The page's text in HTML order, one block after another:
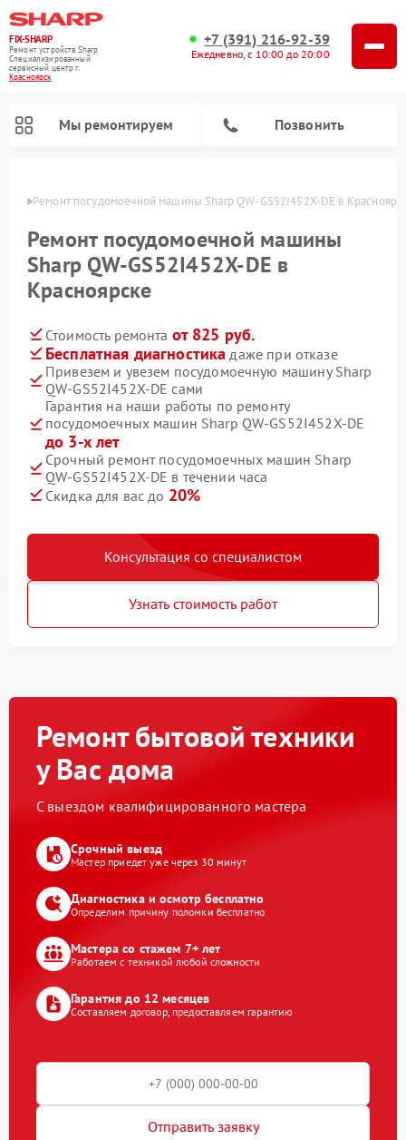
FIX-SHARP
Ремонт устройств Sharp
Специализированный
cервисный центр г.
Красноярск
+7 (391) 216-92-39
Ежедневно, с 10:00 до 20:00
Мы ремонтируем Позвонить
Ремонт посудомоечной машины Sharp QW-GS52I452X-DE в
Ремонт посудомоечной машины
Sharp QW-GS52I452X-DE в
Красноярске
Стоимость ремонта от 825 руб.
Бесплатная диагностика даже при отказе
Привезем и увезем посудомоечную машину Sharp
QW-GS52I452X-DE сами
Гарантия на наши работы по ремонту
посудомоечных машин Sharp QW-GS52I452X-DE
до 3-х лет
Срочный ремонт посудомоечных машин Sharp
QW-GS52I452X-DE в течении часа
Скидка для вас до 20%
Консультация со специалистом
Узнать стоимость работ
Ремонт бытовой техники
у Вас дома
С выездом квалифицированного мастера
Срочный выезд
Мастер приедет уже через 30 минут
Диагностика и осмотр бесплатно
Определим причину поломки бесплатно
Мастера со стажем 7+ лет
Работаем с техникой любой сложности
Гарантия до 12 месяцев
Составляем договор, предоставляем гарантию
Отправить заявку